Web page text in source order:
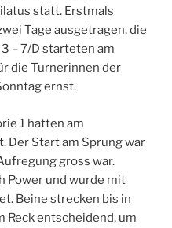
statt. Erstmals
Tage ausgetragen, die
– 7/D starteten am
die Turnerinnen der
ernst.
1 hatten am
Start am Sprung war
gross war.
Power und wurde mit
Beine strecken bis in
Reck entscheidend, um